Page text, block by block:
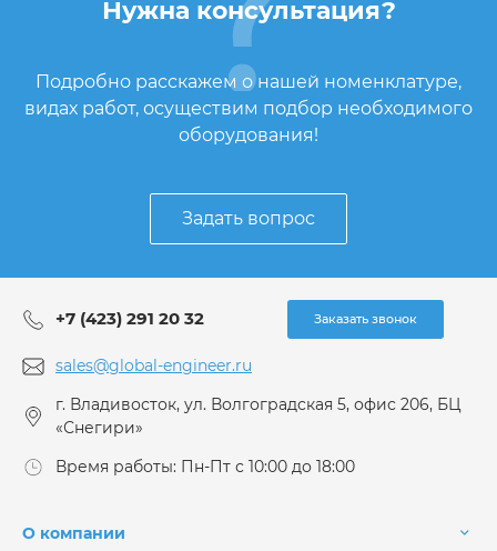
Нужна консультация?
Подробно расскажем о нашей номенклатуре,
видах работ, осуществим подбор необходимого
оборудования!
Задать вопрос
+7 (423) 291 20 32 Заказать звонок
sales@global-engineer.ru
г. Владивосток, ул. Волгоградская 5, офис 206, БЦ
«Снегири»
Время работы: Пн-Пт с 10:00 до 18:00
О компании